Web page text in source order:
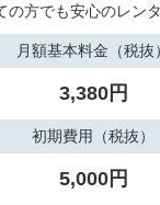
の方でも安心のレン
月額基本料金（税抜）
3,380円
初期費用（税抜）
5,000円